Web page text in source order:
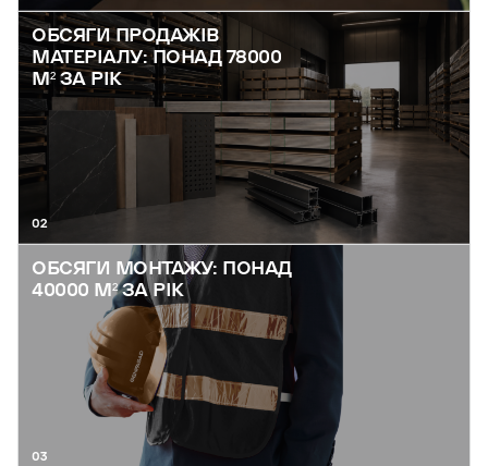
ОБСЯГИ ПРОДАЖІВ
МАТЕРІАЛУ: ПОНАД 78000
М² ЗА РІК
02
ОБСЯГИ МОНТАЖУ: ПОНАД
40000 М² ЗА РІК
03